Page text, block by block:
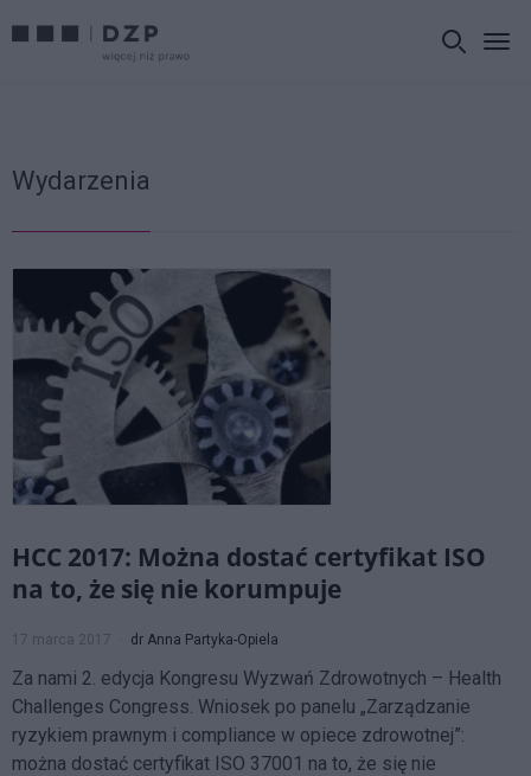
Wydarzenia
HCC 2017: Można dostać certyfikat ISO
na to, że się nie korumpuje
17 marca 2017 dr Anna Partyka-Opiela
Za nami 2. edycja Kongresu Wyzwań Zdrowotnych – Health
Challenges Congress. Wniosek po panelu „Zarządzanie
ryzykiem prawnym i compliance w opiece zdrowotnej”:
można dostać certyfikat ISO 37001 na to, że się nie